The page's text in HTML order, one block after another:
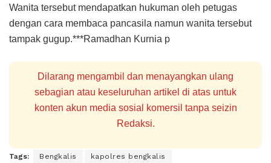
Wanita tersebut mendapatkan hukuman oleh petugas
dengan cara membaca pancasila namun wanita tersebut
tampak gugup.***Ramadhan Kurnia p
Dilarang mengambil dan menayangkan ulang
sebagian atau keseluruhan artikel di atas untuk
konten akun media sosial komersil tanpa seizin
Redaksi.
Tags: Bengkalis kapolres bengkalis